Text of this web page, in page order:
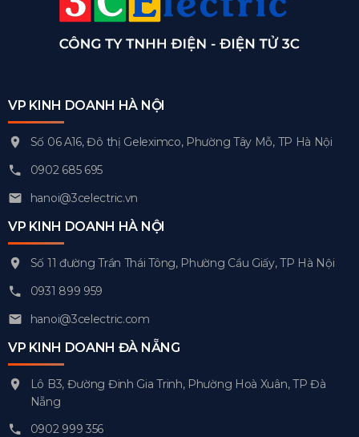
VP KINH DOANH HÀ NỘI
Số 06 A16, Đô thị Geleximco, Phường Tây Mỗ, TP Hà Nội
0902 685 695
hanoi@3celectric.vn
VP KINH DOANH HÀ NỘI
Số 11 đường Trần Thái Tông, Phường Cầu Giấy, TP Hà Nội
0931 899 959
hanoi@3celectric.com
VP KINH DOANH ĐÀ NẴNG
Lô B3, Đường Đinh Gia Trinh, Phường Hoà Xuân, TP Đà
Nẵng
0902 999 356